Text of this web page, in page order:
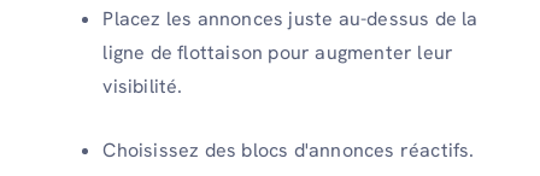
Placez les annonces juste au-dessus de la
ligne de flottaison pour augmenter leur
visibilité.
Choisissez des blocs d'annonces réactifs.